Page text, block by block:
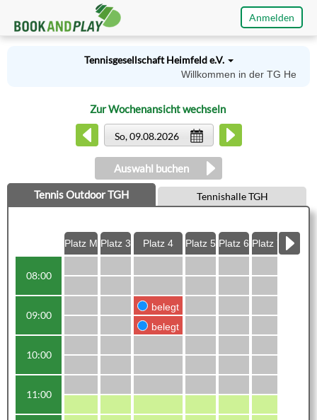
Anmelden
Tennisgesellschaft Heimfeld e.V.
Willkommen in der TG
Zur Wochenansicht wechseln
So, 09.08.2026
Auswahl buchen
Tennis Outdoor TGH Tennishalle TGH
08:00
09:00
10:00
11:00
Platz M Platz 3 Platz 4 Platz 5 Platz 6 Platz 7
belegt
belegt